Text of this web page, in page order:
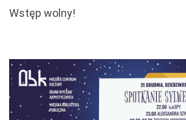
Wstęp wolny!